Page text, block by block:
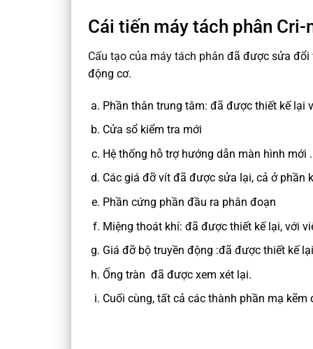
Cái tiến máy tách phân Cri-
Cấu tạo của máy tách phân đã được sửa đổi
động cơ.
Phần thân trung tâm: đã được thiết kế lại
Cửa sổ kiểm tra mới
Hệ thống hỗ trợ hướng dẫn màn hình mới .
Các giá đỡ vít đã được sửa lại, cả ở phần
Phần cứng phần đầu ra phân đoạn
Miệng thoát khí: đã được thiết kế lại, với
Giá đỡ bộ truyền động :đã được thiết kế
Ống tràn đã được xem xét lại.
Cuối cùng, tất cả các thành phần mạ